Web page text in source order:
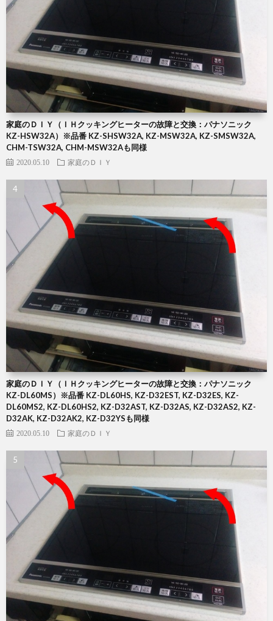
家庭のＤＩＹ（ＩＨクッキングヒーターの故障と交換：パナソニック
KZ-HSW32A）※品番 KZ-SHSW32A, KZ-MSW32A, KZ-SMSW32A,
CHM-TSW32A, CHM-MSW32Aも同様
2020.05.10 家庭のＤＩＹ
家庭のＤＩＹ（ＩＨクッキングヒーターの故障と交換：パナソニック
KZ-DL60MS）※品番 KZ-DL60HS, KZ-D32EST, KZ-D32ES, KZ-
DL60MS2, KZ-DL60HS2, KZ-D32AST, KZ-D32AS, KZ-D32AS2, KZ-
D32AK, KZ-D32AK2, KZ-D32YSも同様
2020.05.10 家庭のＤＩＹ